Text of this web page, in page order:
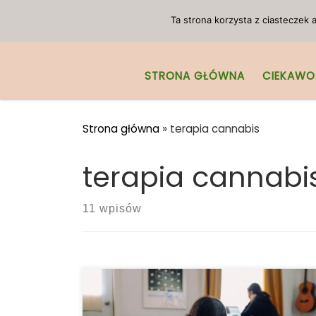
STRONA GŁÓWNA
Strona główna » terapia cannabis
terapia
11 wpisów
Zestresowany? Przygnębiony? Zmęczony?
Czasami nasze przyjaźnie ustępują
Ta strona korzysta z ciasteczek